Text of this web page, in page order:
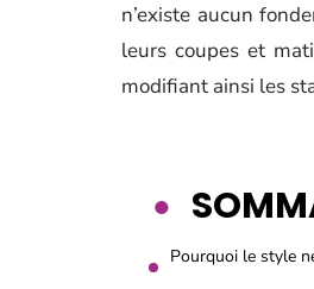
n’existe aucun
leurs coupes et
modifiant ainsi les
Pourquoi le style